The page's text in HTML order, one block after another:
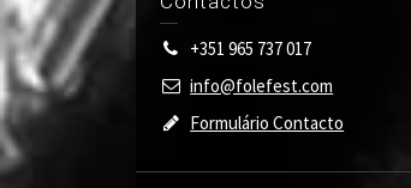
+351 965 737 017
info@folefest.com
Formulário Contacto